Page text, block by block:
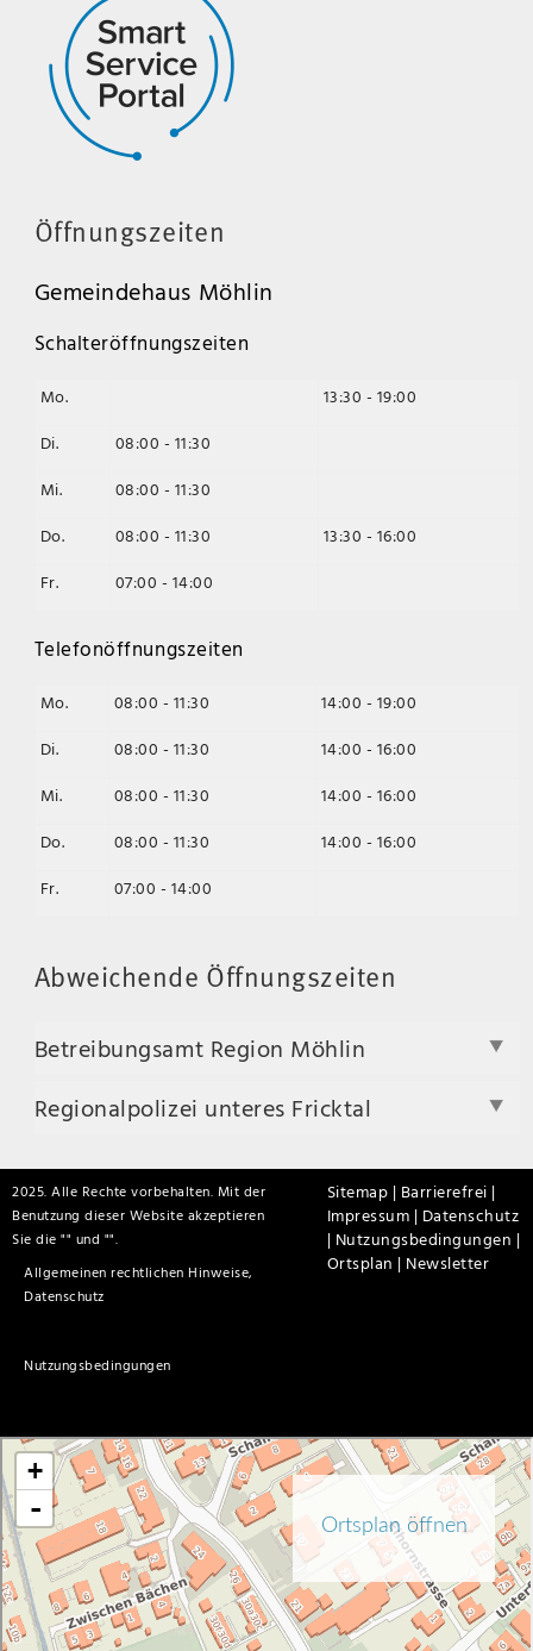
Öffnungszeiten
Gemeindehaus Möhlin
Schalteröffnungszeiten
Mo.
13:30 - 19:00
Di.
08:00 - 11:30
Mi.
08:00 - 11:30
Do.
08:00 - 11:30
13:30 - 16:00
Fr.
07:00 - 14:00
Telefonöffnungszeiten
Mo. 08:00 - 11:30
14:00 - 19:00
Di.
08:00 - 11:30
14:00 - 16:00
Mi.
08:00 - 11:30
14:00 - 16:00
Do.
08:00 - 11:30
14:00 - 16:00
Fr.
07:00 - 14:00
Abweichende Öffnungszeiten
Betreibungsamt Region Möhlin
Regionalpolizei unteres Fricktal
2025. Alle Rechte vorbehalten. Mit der
Benutzung dieser Website akzeptieren
Sie die "
Allgemeinen rechtlichen Hinweise,
Datenschutz
" und "
Nutzungsbedingungen
".
Sitemap | Barrierefrei |
Impressum | Datenschutz
| Nutzungsbedingungen |
Ortsplan | Newsletter